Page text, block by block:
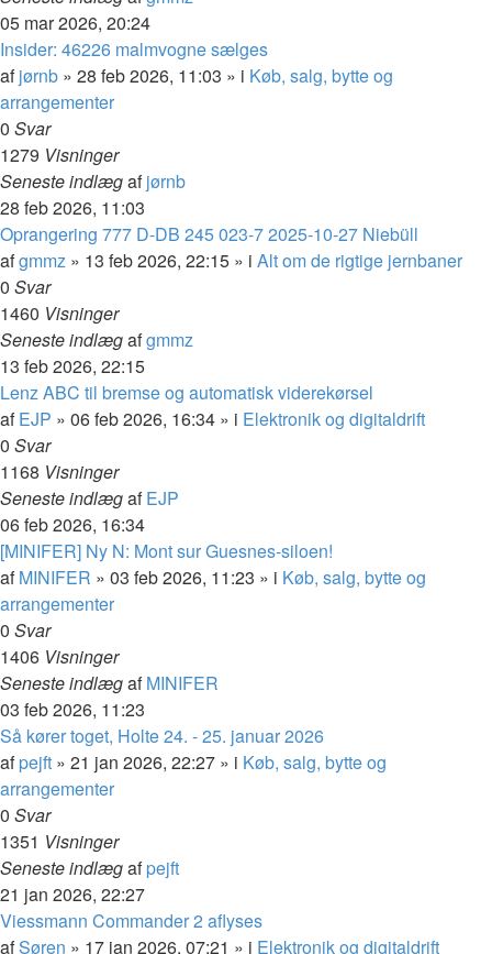
05 mar 2026, 20:24
Insider: 46226 malmvogne sælges
afjørnb » 28 feb 2026, 11:03 » i Køb, salg, bytte og
arrangementer
0 Svar
1279 Visninger
Seneste indlægafjørnb
28 feb 2026, 11:03
Oprangering 777 D-DB 245 023-7 2025-10-27 Niebüll
afgmmz » 13 feb 2026, 22:15 » i Alt om de rigtige jernbaner
0 Svar
1460 Visninger
Seneste indlægafgmmz
13 feb 2026, 22:15
Lenz ABC til bremse og automatisk viderekørsel
afEJP » 06 feb 2026, 16:34 » i Elektronik og digitaldrift
0 Svar
1168 Visninger
Seneste indlægafEJP
06 feb 2026, 16:34
[MINIFER] Ny N: Mont sur Guesnes-siloen!
afMINIFER » 03 feb 2026, 11:23 » i Køb, salg, bytte og
arrangementer
0 Svar
1406 Visninger
Seneste indlægafMINIFER
03 feb 2026, 11:23
Så kører toget, Holte 24. - 25. januar 2026
afpejft » 21 jan 2026, 22:27 » i Køb, salg, bytte og
arrangementer
0 Svar
1351 Visninger
Seneste indlægafpejft
21 jan 2026, 22:27
Viessmann Commander 2 aflyses
afSøren » 17 jan 2026, 07:21 » i Elektronik og digitaldrift